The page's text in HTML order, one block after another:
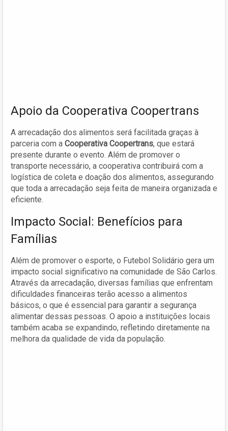
Apoio da Cooperativa Coopertrans
A arrecadação dos alimentos será facilitada graças à
parceria com a Cooperativa Coopertrans, que estará
presente durante o evento. Além de promover o
transporte necessário, a cooperativa contribuirá com a
logística de coleta e doação dos alimentos, assegurando
que toda a arrecadação seja feita de maneira organizada e
eficiente.
Impacto Social: Benefícios para
Famílias
Além de promover o esporte, o Futebol Solidário gera um
impacto social significativo na comunidade de São Carlos.
Através da arrecadação, diversas famílias que enfrentam
dificuldades financeiras terão acesso a alimentos
básicos, o que é essencial para garantir a segurança
alimentar dessas pessoas. O apoio a instituições locais
também acaba se expandindo, refletindo diretamente na
melhora da qualidade de vida da população.